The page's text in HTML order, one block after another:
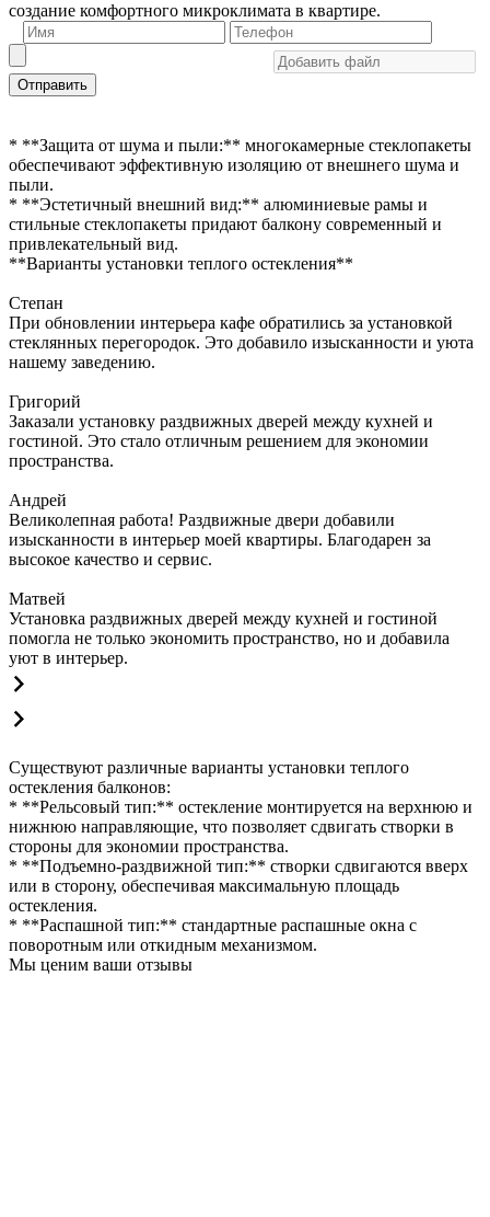
создание комфортного микроклимата в квартире.
Отправить
* **Защита от шума и пыли:** многокамерные стеклопакеты
обеспечивают эффективную изоляцию от внешнего шума и
пыли.
* **Эстетичный внешний вид:** алюминиевые рамы и
стильные стеклопакеты придают балкону современный и
привлекательный вид.
**Варианты установки теплого остекления**
Степан
При обновлении интерьера кафе обратились за установкой
стеклянных перегородок. Это добавило изысканности и уюта
нашему заведению.
Григорий
Заказали установку раздвижных дверей между кухней и
гостиной. Это стало отличным решением для экономии
пространства.
Андрей
Великолепная работа! Раздвижные двери добавили
изысканности в интерьер моей квартиры. Благодарен за
высокое качество и сервис.
Матвей
Установка раздвижных дверей между кухней и гостиной
помогла не только экономить пространство, но и добавила
уют в интерьер.
Существуют различные варианты установки теплого
остекления балконов:
* **Рельсовый тип:** остекление монтируется на верхнюю и
нижнюю направляющие, что позволяет сдвигать створки в
стороны для экономии пространства.
* **Подъемно-раздвижной тип:** створки сдвигаются вверх
или в сторону, обеспечивая максимальную площадь
остекления.
* **Распашной тип:** стандартные распашные окна с
поворотным или откидным механизмом.
Мы ценим ваши отзывы